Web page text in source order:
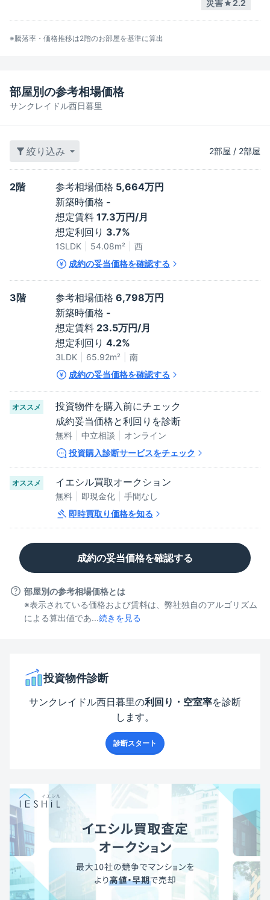
災害
2.2
※騰落率・価格推移は2階のお部屋を基準に算出
サンクレイドル西日暮里
部屋別の参考相場価格
絞り込み 2部屋 / 2部屋
2階 参考相場価格 5,664万円
新築時価格 -
想定賃料 17.3万円/月
想定利回り 3.7%
1SLDK 54.08m²
西
成約の妥当価格を確認する
3階 参考相場価格 6,798万円
新築時価格 -
想定賃料 23.5万円/月
想定利回り 4.2%
3LDK 65.92m²
南
成約の妥当価格を確認する
オススメ
投資物件を購入前にチェック
成約妥当価格と利回りを診断
無料 中立相談
オンライン
投資購入診断サービスをチェック
オススメ イエシル買取オークション
無料 即現金化
手間なし
即時買取り価格を知る
成約の妥当価格を確認する
部屋別の参考相場価格とは
※表示されている価格および賃料は、弊社独自のアルゴリズム
による算出値であ...続きを見る
投資物件診断
サンクレイドル西日暮里の利回り・空室率を診断
します。
診断スタート